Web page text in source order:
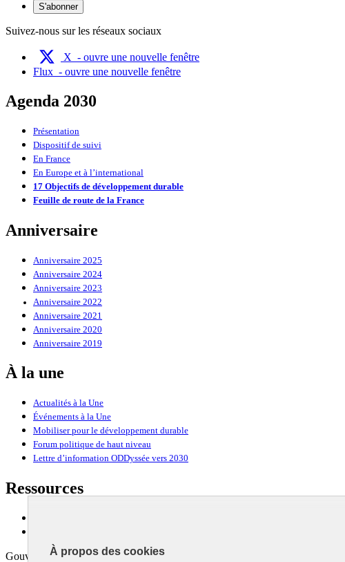
À propos des cookies
S'abonner
Suivez-nous sur les réseaux sociaux
X - ouvre une nouvelle fenêtre
Flux - ouvre une nouvelle fenêtre
Agenda 2030
Présentation
Dispositif de suivi
En France
En Europe et à l’international
17 Objectifs de développement durable
Feuille de route de la France
Anniversaire
Anniversaire 2025
Anniversaire 2024
Anniversaire 2023
Anniversaire 2022
Anniversaire 2021
Anniversaire 2020
Anniversaire 2019
À la une
Actualités à la Une
Événements à la Une
Mobiliser pour le développement durable
Forum politique de haut niveau
Lettre d’information ODDyssée vers 2030
Ressources
Gouvernement